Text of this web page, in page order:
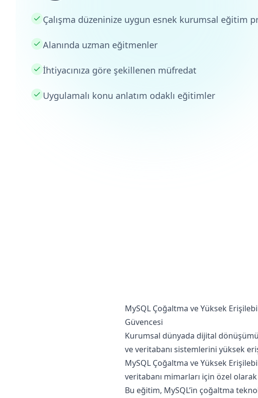
Çalışma düzeninize uygun esnek kurumsal eğitim
Alanında uzman eğitmenler
İhtiyacınıza göre şekillenen müfredat
Uygulamalı konu anlatım odaklı eğitimler
MySQL Çoğaltma ve Yüksek
Güvencesi
Kurumsal dünyada dijital
ve veritabanı sistemlerini yüksek
MySQL Çoğaltma ve Yüksek
veritabanı mimarları için özel
Bu eğitim, MySQL’in çoğaltma